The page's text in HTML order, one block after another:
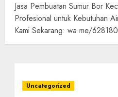
Jasa Pembuatan Sumur Bor
Profesional untuk Kebutuhan
Kami Sekarang: wa.me/
Uncategorized